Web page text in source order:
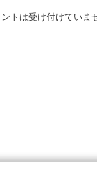
トは受け付けていま